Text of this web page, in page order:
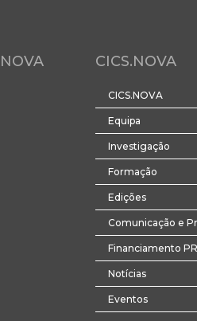
CICS.NOVA
CICS.NOVA
Equipa
Investigação
Formação
Edições
Comunicação e
Financiamento
Notícias
Eventos